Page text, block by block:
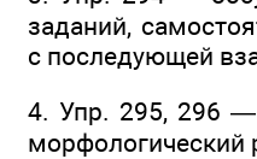
заданий,
с последующей
4. Упр. 295, 296 —
морфологический